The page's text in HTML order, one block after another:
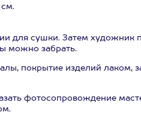
см.
для сушки. Затем художник
можно забрать.
покрытие изделий лаком,
фотосопровождение